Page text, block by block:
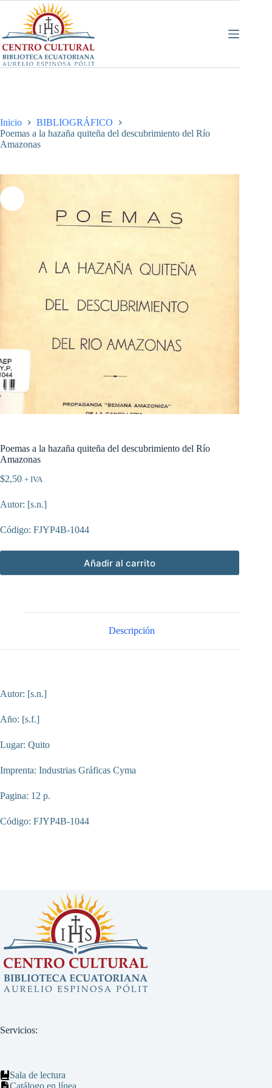
contenido
Inicio
BIBLIOGRÁFICO
Poemas a la hazaña quiteña del descubrimiento del Río
Amazonas
Poemas a la hazaña quiteña del descubrimiento del Río
Amazonas
$2,50 + IVA
Autor: [s.n.]
Código: FJYP4B-1044
Añadir al carrito
Descripción
Autor: [s.n.]
Año: [s.f.]
Lugar: Quito
Imprenta: Industrias Gráficas Cyma
Pagina: 12 p.
Código: FJYP4B-1044
Servicios:
Sala de lectura
Catálogo en línea